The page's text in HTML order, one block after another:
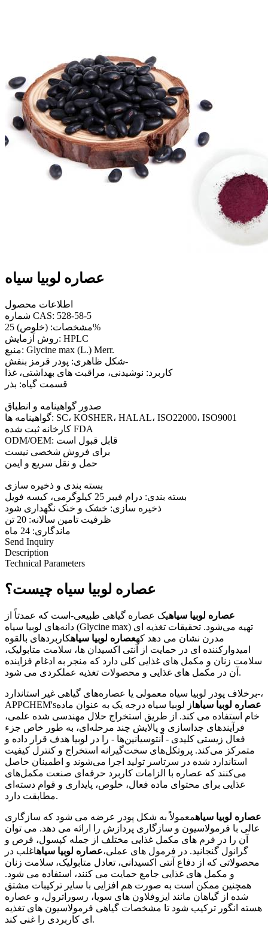
عصاره لوبیا سیاه
اطلاعات محصول
شماره CAS: 528-58-5
مشخصات: (خلوص) 25%
روش آزمایش: HPLC
منبع: Glycine max (L.) Merr.
شکل ظاهری: پودر قرمز بنفش-
کاربرد: نوشیدنی، مراقبت های بهداشتی، غذا
قسمت گیاه: بذر
صدور گواهینامه و انطباق
گواهینامه ها: SC، KOSHER، HALAL، ISO22000، ISO9001
کارخانه ثبت شده FDA
ODM/OEM: قابل قبول است
برای فروش شخصی نیست
حمل و نقل سریع و ایمن
بسته بندی و ذخیره سازی
بسته بندی: درام فیبر 25 کیلوگرمی، کیسه فویل
ذخیره سازی: خشک و خنک نگهداری شود
ظرفیت تامین سالانه: 20 تن
ماندگاری: 24 ماه
Send Inquiry
Description
Technical Parameters
عصاره لوبیا سیاه چیست؟
عصاره لوبیا سیاهیک عصاره گیاهی طبیعی-است که عمدتاً از
دانه‌های لوبیا سیاه (Glycine max) تهیه می‌شود. تحقیقات تغذیه ای
مدرن نشان می دهد کهعصاره لوبیا سیاهکاربردهای بالقوه
امیدوارکننده ای در حمایت از آنتی اکسیدان ها، سلامت متابولیک،
سلامت زنان و مکمل های غذایی کلی دارد که منجر به ادغام فزاینده
آن در مکمل های غذایی و محصولات تغذیه عملکردی می شود.
برخلاف پودر لوبیا سیاه معمولی یا عصاره‌های گیاهی غیر استاندارد-،
APPCHEM's
عصاره لوبیا سیاهاز لوبیا سیاه درجه یک به عنوان ماده
خام استفاده می کند. از طریق استخراج حلال مهندسی شده علمی،
فرآیندهای جداسازی و پالایش چند مرحله‌ای، به طور خاص جزء
فعال زیستی کلیدی - آنتوسیانین‌ها - را در لوبیا هدف قرار داده و
متمرکز می‌کند. پروتکل‌های سخت‌گیرانه استخراج و کنترل کیفیت
استاندارد شده در سرتاسر تولید اجرا می‌شوند و اطمینان حاصل
می‌کنند که عصاره با الزامات کاربرد حرفه‌ای صنعت مکمل‌های
غذایی برای محتوای ماده فعال، خلوص، پایداری و قوام دسته‌ای
مطابقت دارد.
عصاره لوبیا سیاهمعمولاً به شکل پودر عرضه می شود که سازگاری
عالی با فرمولاسیون و سازگاری پردازش را ارائه می دهد. می توان
آن را در فرم های مکمل غذایی مختلف از جمله کپسول، قرص و
گرانول گنجانید. در فرمول های عملی،عصاره لوبیا سیاهاغلب در
محصولاتی که از دفاع آنتی اکسیدانی، تعادل متابولیک، سلامت زنان
و مکمل های غذایی جامع حمایت می کنند، استفاده می شود.
همچنین ممکن است به صورت هم افزایی با سایر ترکیبات مشتق
شده از گیاهان مانند ایزوفلاون های سویا، رسوراترول، و عصاره
هسته انگور ترکیب شود تا مشخصات گیاهی فرمولاسیون های تغذیه
ای کاربردی را غنی کند.